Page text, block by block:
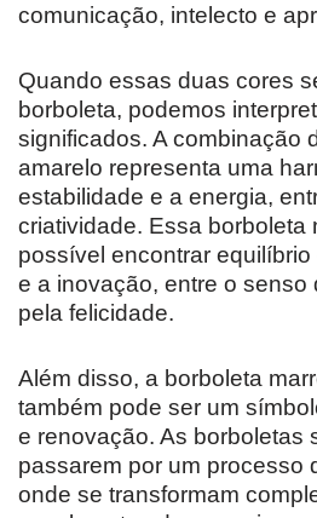
comunicação, intelecto e
Quando essas duas cores
borboleta, podemos
significados. A combinação
amarelo representa uma
estabilidade e a energia,
criatividade. Essa borboleta
possível encontrar
e a inovação, entre o senso
pela felicidade.
Além disso, a borboleta
também pode ser um
e renovação. As borboletas
passarem por um processo
onde se transformam